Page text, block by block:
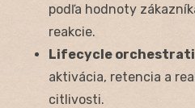
podľa hodnoty
reakcie.
Lifecycle
aktivácia, retencia a
citlivosti.